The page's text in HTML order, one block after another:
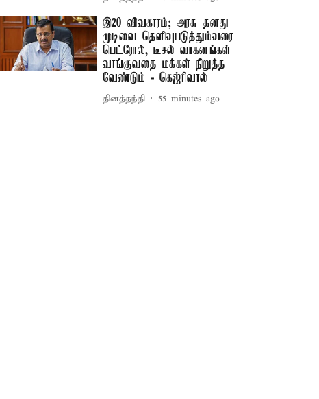
இ20 விவகாரம்; அரசு தனது
முடிவை தெளிவுபடுத்தும்வரை
பெட்ரோல், டீசல் வாகனங்கள்
வாங்குவதை மக்கள் நிறுத்த
வேண்டும் - கெஜ்ரிவால்
தினத்தந்தி 55 minutes ago